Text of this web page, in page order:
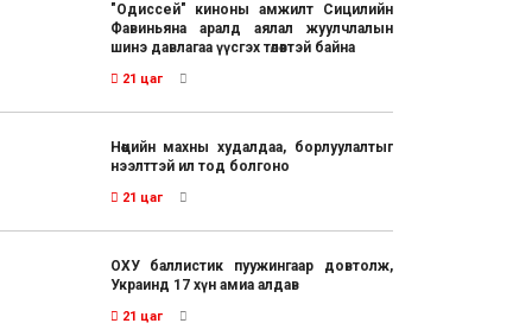
"Одиссей" киноны амжилт Сицилийн
Фавиньяна аралд аялал жуулчлалын
шинэ давлагаа үүсгэх төлөвтэй байна
21 цаг
Нөөцийн махны худалдаа, борлуулалтыг
нээлттэй ил тод болгоно
21 цаг
ОХУ баллистик пуужингаар довтолж,
Украинд 17 хүн амиа алдав
21 цаг